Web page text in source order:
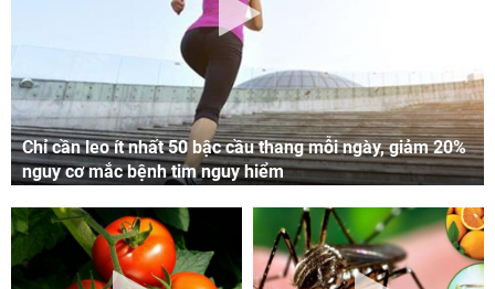
Chỉ cần leo ít nhất 50 bậc cầu thang mỗi ngày, giảm 20%
nguy cơ mắc bệnh tim nguy hiểm